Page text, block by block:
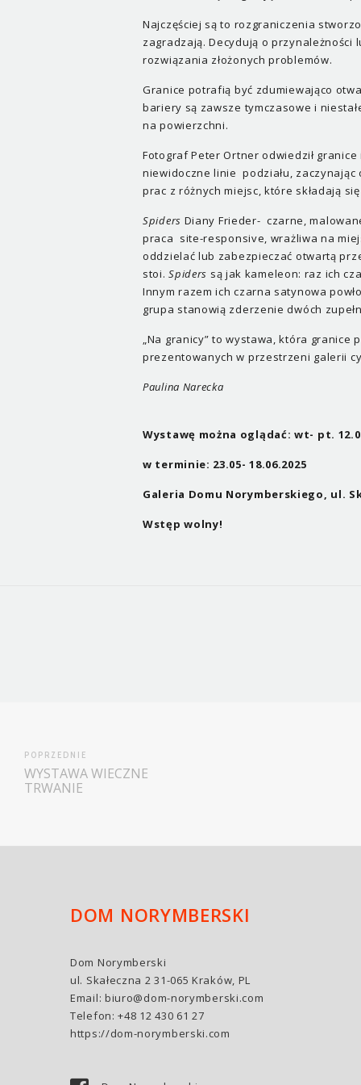
Najczęściej są to rozgraniczenia
zagradzają. Decydują o
rozwiązania złożonych problemów.
Granice potrafią być zdumiewająco
bariery są zawsze tymczasowe i
na powierzchni.
Fotograf Peter Ortner odwiedził
niewidoczne linie podziału,
prac z różnych miejsc, które składają
Spiders Diany Frieder- czarne,
praca site-responsive, wrażliwa na
oddzielać lub zabezpieczać otwartą
stoi.Spiders są jak kameleon: raz ich
Innym razem ich czarna satynowa
grupa stanowią zderzenie dwóch
„Na granicy” to wystawa, która
prezentowanych w przestrzeni galerii
Paulina Narecka
Wystawę można oglądać: wt- pt.
w terminie: 23.05- 18.06.2025
Galeria Domu Norymberskiego, ul.
Wstęp wolny!
POPRZEDNIE
WYSTAWA WIECZNE
TRWANIE
DOM NORYMBERSKI
Dom Norymberski
ul. Skałeczna 2 31-065 Kraków, PL
Email: biuro@dom-norymberski.com
Telefon: +48 12 430 61 27
https://dom-norymberski.com